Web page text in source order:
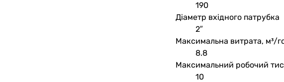
190
Діаметр вхідного патрубка
2″
Максимальна витрата, м³/
8.8
Максимальний робочий
10